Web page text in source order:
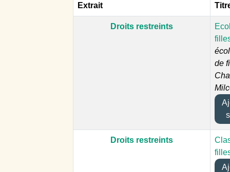
Extrait
Droits restreints
de
Droits restreints